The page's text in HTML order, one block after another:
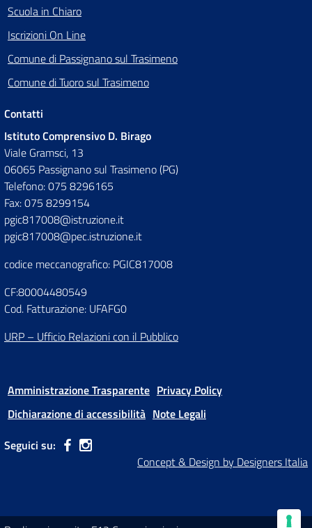
Scuola in Chiaro
Iscrizioni On Line
Comune di Passignano sul Trasimeno
Comune di Tuoro sul Trasimeno
Contatti
Istituto Comprensivo D. Birago
Viale Gramsci, 13
06065 Passignano sul Trasimeno (PG)
Telefono: 075 8296165
Fax: 075 8299154
pgic817008@istruzione.it
pgic817008@pec.istruzione.it
codice meccanografico: PGIC817008
CF:80004480549
Cod. Fatturazione: UFAFG0
URP – Ufficio Relazioni con il Pubblico
Amministrazione Trasparente Privacy Policy
Dichiarazione di accessibilità Note Legali
Seguici su:
Concept & Design by Designers Italia